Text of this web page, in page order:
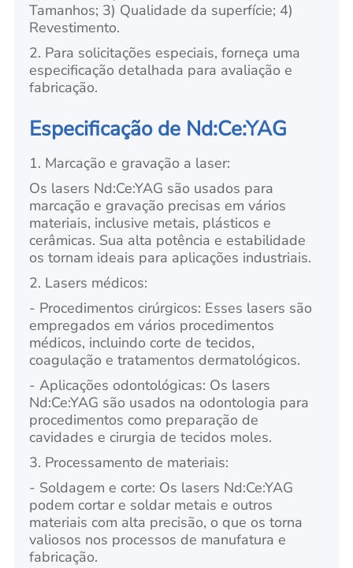
Tamanhos; 3) Qualidade da superfície; 4)
Revestimento.
2. Para solicitações especiais, forneça uma
especificação detalhada para avaliação e
fabricação.
Especificação de Nd:Ce:YAG
1. Marcação e gravação a laser:
Os lasers Nd:Ce:YAG são usados para
marcação e gravação precisas em vários
materiais, inclusive metais, plásticos e
cerâmicas. Sua alta potência e estabilidade
os tornam ideais para aplicações industriais.
2. Lasers médicos:
- Procedimentos cirúrgicos: Esses lasers são
empregados em vários procedimentos
médicos, incluindo corte de tecidos,
coagulação e tratamentos dermatológicos.
- Aplicações odontológicas: Os lasers
Nd:Ce:YAG são usados na odontologia para
procedimentos como preparação de
cavidades e cirurgia de tecidos moles.
3. Processamento de materiais:
- Soldagem e corte: Os lasers Nd:Ce:YAG
podem cortar e soldar metais e outros
materiais com alta precisão, o que os torna
valiosos nos processos de manufatura e
fabricação.